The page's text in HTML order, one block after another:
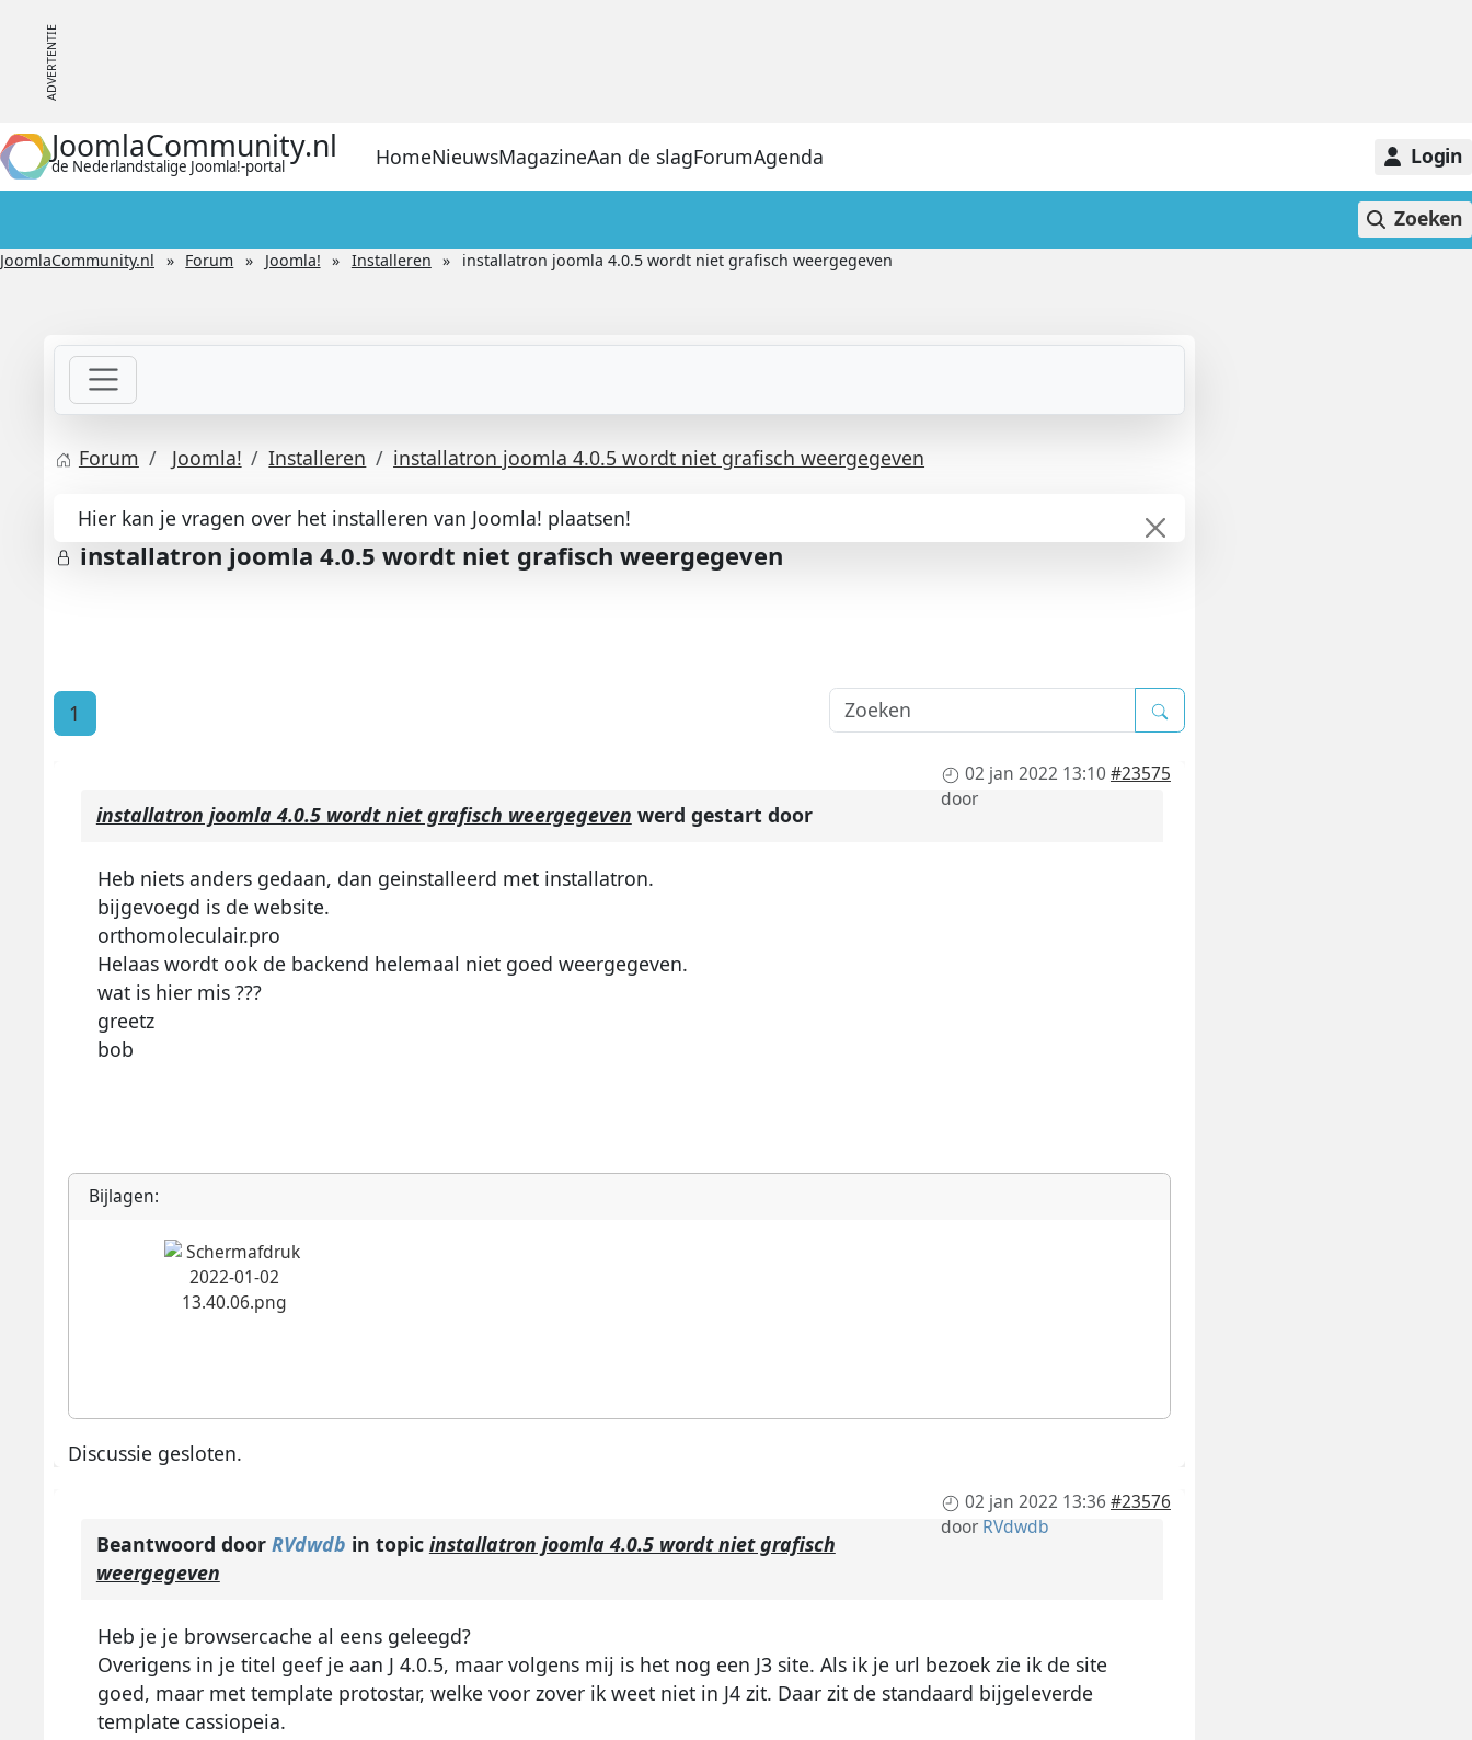
JoomlaCommunity.nl
de Nederlandstalige Joomla!-portal HomeNieuwsMagazineAan de slagForumAgenda Login
Zoeken
JoomlaCommunity.nl Forum Joomla! Installeren installatron joomla 4.0.5 wordt niet grafisch weergegeven
Forum Joomla! Installeren installatron joomla 4.0.5 wordt niet grafisch weergegeven
Hier kan je vragen over het installeren van Joomla! plaatsen!
installatron joomla 4.0.5 wordt niet grafisch weergegeven
1
02 jan 2022 13:10 #23575
door
installatron joomla 4.0.5 wordt niet grafisch weergegeven werd gestart door
Heb niets anders gedaan, dan geinstalleerd met installatron.
bijgevoegd is de website.
orthomoleculair.pro
Helaas wordt ook de backend helemaal niet goed weergegeven.
wat is hier mis ???
greetz
bob
Bijlagen:
Discussie gesloten.
02 jan 2022 13:36 #23576
doorRVdwdb
Beantwoord door RVdwdb in topic installatron joomla 4.0.5 wordt niet grafisch
weergegeven
Heb je je browsercache al eens geleegd?
Overigens in je titel geef je aan J 4.0.5, maar volgens mij is het nog een J3 site. Als ik je url bezoek zie ik de site
goed, maar met template protostar, welke voor zover ik weet niet in J4 zit. Daar zit de standaard bijgeleverde
template cassiopeia.